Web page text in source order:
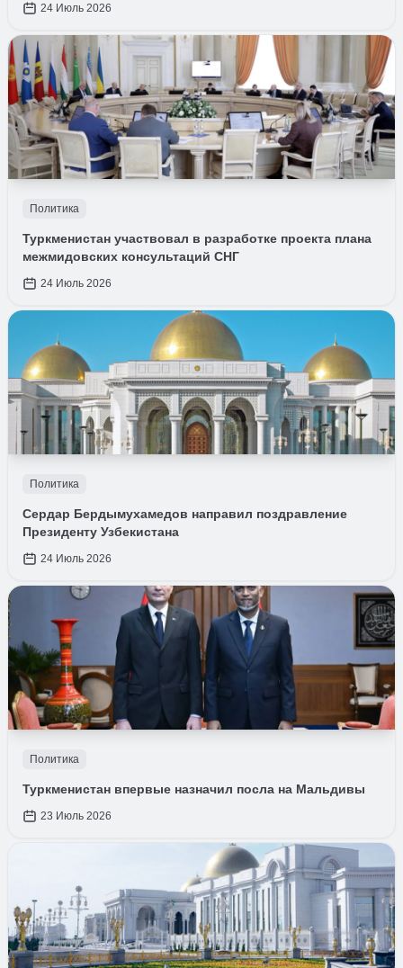
24 Июль 2026
Политика
Туркменистан участвовал в разработке проекта плана
межмидовских консультаций СНГ
24 Июль 2026
Политика
Сердар Бердымухамедов направил поздравление
Президенту Узбекистана
24 Июль 2026
Политика
Туркменистан впервые назначил посла на Мальдивы
23 Июль 2026